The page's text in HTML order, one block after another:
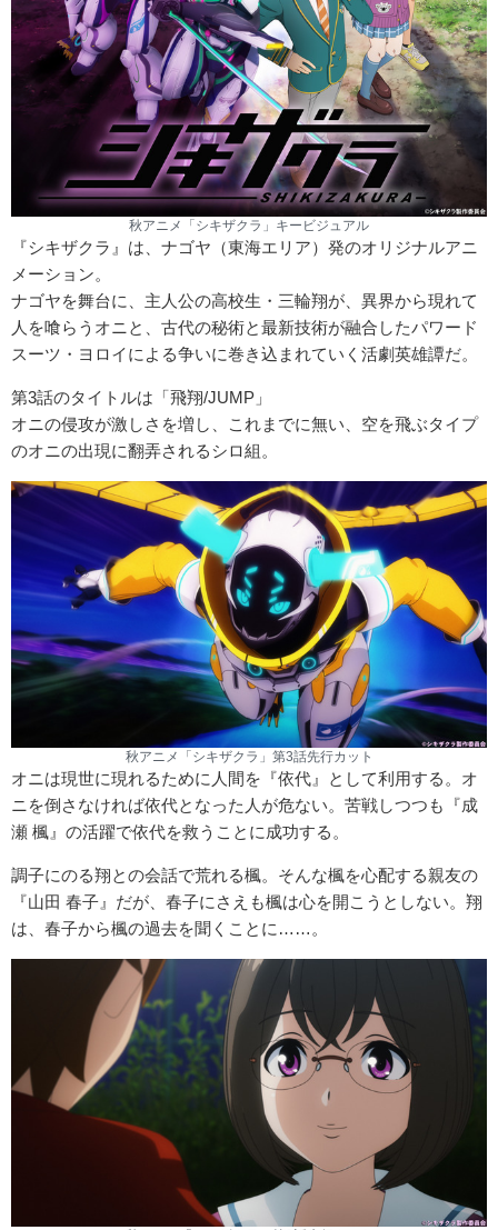
秋アニメ「シキザクラ」キービジュアル
『シキザクラ』は、ナゴヤ（東海エリア）発のオリジナルアニ
メーション。
ナゴヤを舞台に、主人公の高校生・三輪翔が、異界から現れて
人を喰らうオニと、古代の秘術と最新技術が融合したパワード
スーツ・ヨロイによる争いに巻き込まれていく活劇英雄譚だ。
第3話のタイトルは「飛翔/JUMP」
オニの侵攻が激しさを増し、これまでに無い、空を飛ぶタイプ
のオニの出現に翻弄されるシロ組。
秋アニメ「シキザクラ」第3話先行カット
オニは現世に現れるために人間を『依代』として利用する。オ
ニを倒さなければ依代となった人が危ない。苦戦しつつも『成
瀬 楓』の活躍で依代を救うことに成功する。
調子にのる翔との会話で荒れる楓。そんな楓を心配する親友の
『山田 春子』だが、春子にさえも楓は心を開こうとしない。翔
は、春子から楓の過去を聞くことに……。